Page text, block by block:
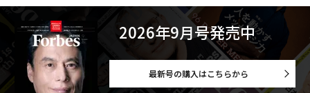
2026年9月号発売中
最新号の購入はこちらから